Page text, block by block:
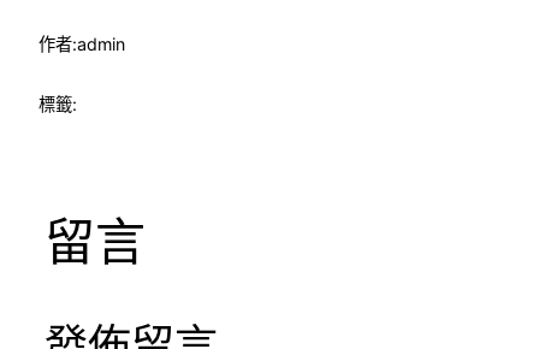
作者:admin
標籤:
留言